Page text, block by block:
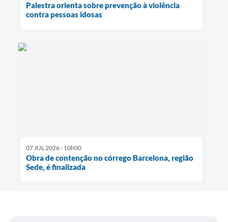
Palestra orienta sobre prevenção à violência
contra pessoas idosas
07 JUL 2026 - 10h00
Obra de contenção no córrego Barcelona, região
Sede, é finalizada